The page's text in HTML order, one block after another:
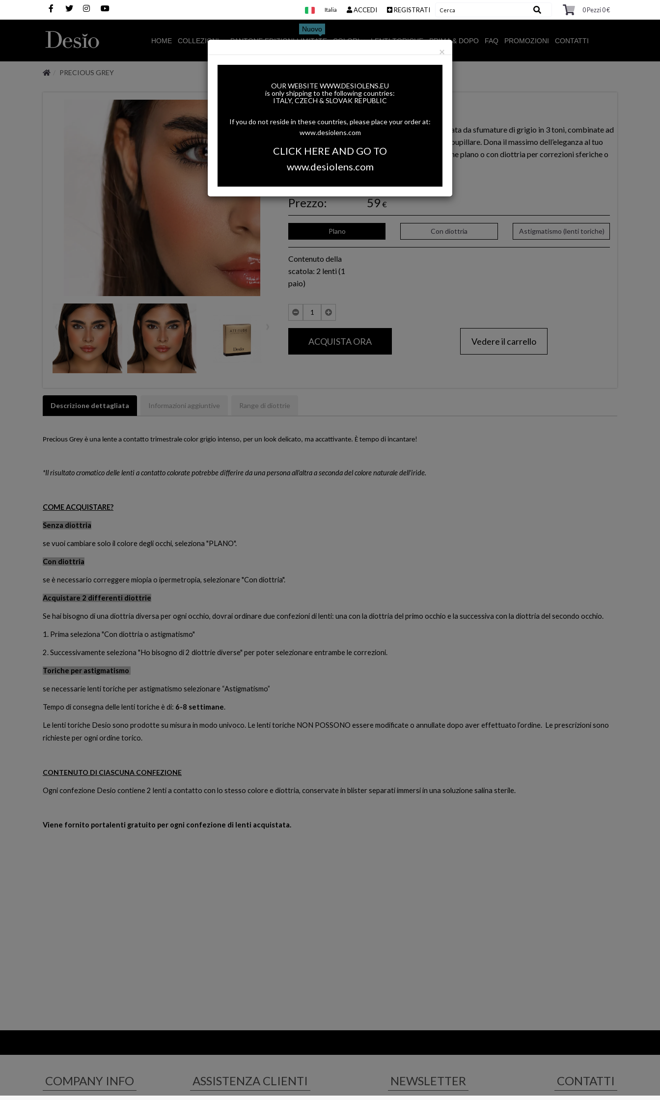
Italia ACCEDI REGISTRATI 0 Pezzi0€
HOME COLLEZIONI PANTONE EDIZIONI LIMITATE
Nuovo
COLORI
LENTI TORICHE PRIMA & DOPO FAQ PROMOZIONI CONTATTI
PRECIOUS GREY
‹
PRECIOUS GREY
Lente a contatto colorata trimestrale caratterizzata da sfumature di grigio in 3 toni, combinate ad
una lieve tonalità color miele che circonda il foro pupillare. Dona il massimo dell’eleganza al tuo
sguardo con Precious Grey! Disponibile in versione plano o con diottria per correzioni sferiche o
toriche.
Prezzo: 59€
Plano Con diottria Astigmatismo (lenti toriche)
Contenuto della
scatola: 2 lenti (1
paio)
ACQUISTA ORA Vedere il carrello
Descrizione dettagliata Informazioni aggiuntive Range di diottrie
Precious Grey è una lente a contatto trimestrale color grigio intenso, per un look delicato, ma accattivante. È tempo di incantare!
*Il risultato cromatico delle lenti a contatto colorate potrebbe differire da una persona all'altra a seconda del colore naturale dell'iride.
COME ACQUISTARE?
Senza diottria
se vuoi cambiare solo il colore degli occhi, seleziona "PLANO".
Con diottria
se è necessario correggere miopia o ipermetropia, selezionare "Con diottria".
Acquistare 2 differenti diottrie
Se hai bisogno di una diottria diversa per ogni occhio, dovrai ordinare due confezioni di lenti: una con la diottria del primo occhio e la successiva con la diottria del secondo occhio.
1. Prima seleziona "Con diottria o astigmatismo"
2. Successivamente seleziona "Ho bisogno di 2 diottrie diverse" per poter selezionare entrambe le correzioni.
Toriche per astigmatismo
se necessarie lenti toriche per astigmatismo selezionare “Astigmatismo”
Tempo di consegna delle lenti toriche è di: 6-8 settimane.
Le lenti toriche Desio sono prodotte su misura in modo univoco. Le lenti toriche NON POSSONO essere modificate o annullate dopo aver effettuato l’ordine. Le prescrizioni sono
richieste per ogni ordine torico.
CONTENUTO DI CIASCUNA CONFEZIONE
Ogni confezione Desio contiene 2 lenti a contatto con lo stesso colore e diottria, conservate in blister separati immersi in una soluzione salina sterile.
Viene fornito portalenti gratuito per ogni confezione di lenti acquistata.
COMPANY INFO ASSISTENZA CLIENTI NEWSLETTER CONTATTI
×
OUR WEBSITE WWW.DESIOLENS.EU
is only shipping to the following countries:
ITALY, CZECH & SLOVAK REPUBLIC
If you do not reside in these countries, please place your order at:
www.desiolens.com
CLICK HERE AND GO TO
www.desiolens.com